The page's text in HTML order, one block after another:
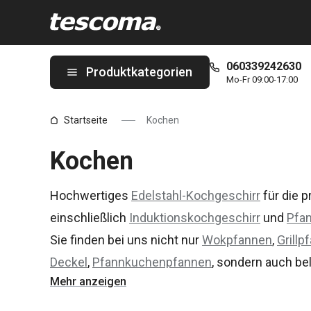
Produktkategorien 060339242630
Mo-Fr 09:00-17:00
Startseite Kochen
Kochen
Hochwertiges Edelstahl-Kochgeschirrfür die
einschließlich Induktionskochgeschirr und
Sie finden bei uns nicht nurWokpfannen,
Deckel , Pfannkuchenpfannen, sondern auch
hochwertigeSchnellkochtöpfe
Mehr anzeigen